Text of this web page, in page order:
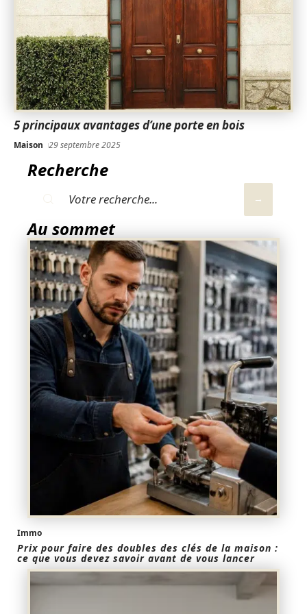
5 principaux avantages d’une porte en bois
Maison 29 septembre 2025
Recherche
Au sommet
Immo
Prix pour faire des doubles des clés de la maison :
ce que vous devez savoir avant de vous lancer